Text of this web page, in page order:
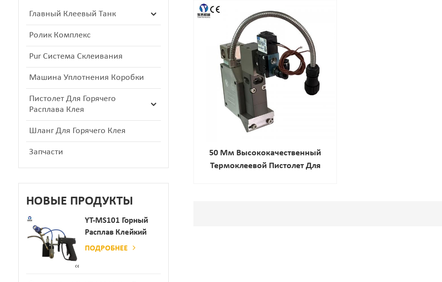
Главный Клеевый Танк
Ролик Комплекс
Pur Система Склеивания
Машина Уплотнения Коробки
Пистолет Для Горячего
Расплава Клея
Шланг Для Горячего Клея
Запчасти
НОВЫЕ ПРОДУКТЫ
YT-MS101 Горный
Расплав Клейкий
Распылительный
ПОДРОБНЕЕ
50 Мм Высококачественный
Термоклеевой Пистолет Для